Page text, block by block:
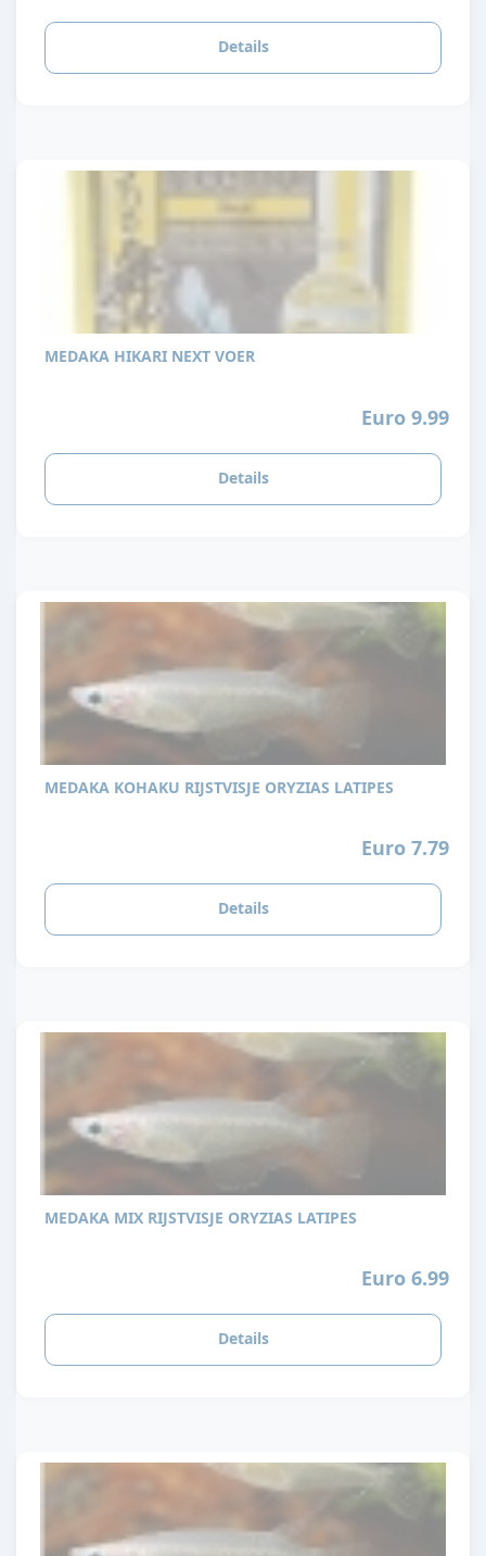
Details
MEDAKA HIKARI NEXT VOER
Euro 9.99
Details
MEDAKA KOHAKU RIJSTVISJE ORYZIAS LATIPES
Euro 7.79
Details
MEDAKA MIX RIJSTVISJE ORYZIAS LATIPES
Euro 6.99
Details